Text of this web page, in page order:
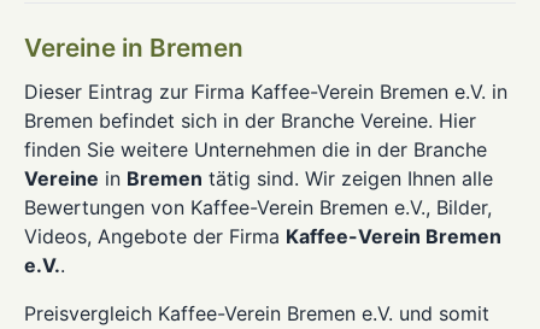
Vereine in Bremen
Dieser Eintrag zur Firma Kaffee-Verein Bremen e.V. in
Bremen befindet sich in der Branche Vereine. Hier
finden Sie weitere Unternehmen die in der Branche
Vereine in Bremen tätig sind. Wir zeigen Ihnen alle
Bewertungen von Kaffee-Verein Bremen e.V., Bilder,
Videos, Angebote der Firma Kaffee-Verein Bremen
e.V..
Preisvergleich Kaffee-Verein Bremen e.V. und somit